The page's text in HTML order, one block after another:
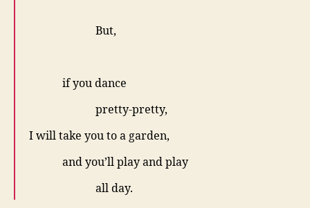
But,
if you dance
pretty-pretty,
I will take you to a garden,
and you’ll play and play
all day.